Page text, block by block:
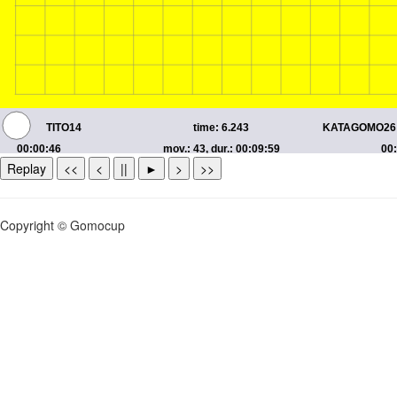
Replay << < || ► > >>
Copyright © Gomocup